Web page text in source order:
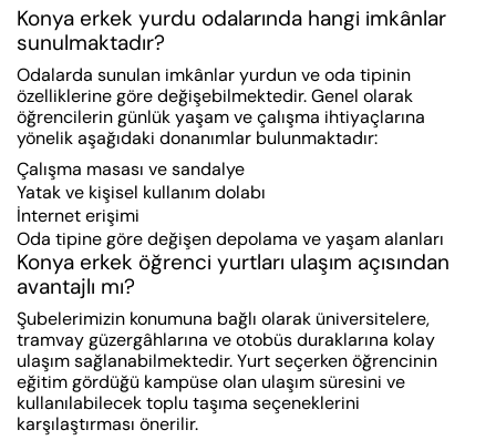
Konya erkek yurdu odalarında hangi imkânlar
sunulmaktadır?
Odalarda sunulan imkânlar yurdun ve oda tipinin
özelliklerine göre değişebilmektedir. Genel olarak
öğrencilerin günlük yaşam ve çalışma ihtiyaçlarına
yönelik aşağıdaki donanımlar bulunmaktadır:
Çalışma masası ve sandalye
Yatak ve kişisel kullanım dolabı
İnternet erişimi
Oda tipine göre değişen depolama ve yaşam alanları
Konya erkek öğrenci yurtları ulaşım açısından
avantajlı mı?
Şubelerimizin konumuna bağlı olarak üniversitelere,
tramvay güzergâhlarına ve otobüs duraklarına kolay
ulaşım sağlanabilmektedir. Yurt seçerken öğrencinin
eğitim gördüğü kampüse olan ulaşım süresini ve
kullanılabilecek toplu taşıma seçeneklerini
karşılaştırması önerilir.